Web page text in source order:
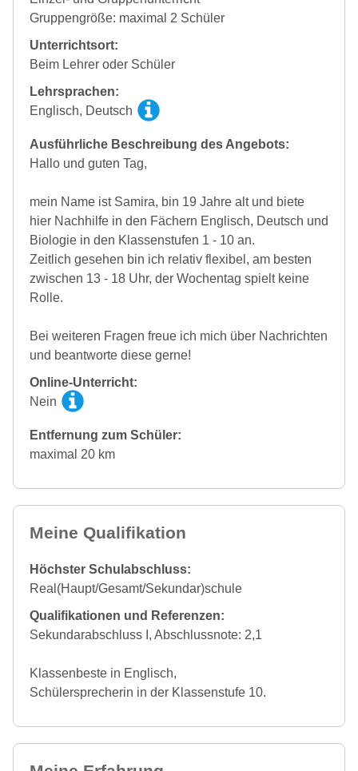
Gruppengröße: maximal 2 Schüler
Unterrichtsort:
Beim Lehrer oder Schüler
Lehrsprachen:
Englisch, Deutsch
Ausführliche Beschreibung des Angebots:
Hallo und guten Tag,
mein Name ist Samira, bin 19 Jahre alt und biete
hier Nachhilfe in den Fächern Englisch, Deutsch und
Biologie in den Klassenstufen 1 - 10 an.
Zeitlich gesehen bin ich relativ flexibel, am besten
zwischen 13 - 18 Uhr, der Wochentag spielt keine
Rolle.
Bei weiteren Fragen freue ich mich über Nachrichten
und beantworte diese gerne!
Online-Unterricht:
Nein
Entfernung zum Schüler:
maximal 20 km
Meine Qualifikation
Höchster Schulabschluss:
Real(Haupt/Gesamt/Sekundar)schule
Qualifikationen und Referenzen:
Sekundarabschluss I, Abschlussnote: 2,1
Klassenbeste in Englisch,
Schülersprecherin in der Klassenstufe 10.